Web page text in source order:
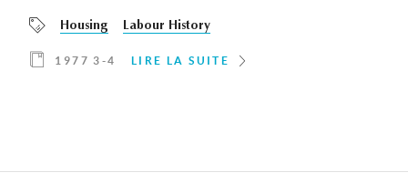
Housing Labour History
1977 3-4 LIRE LA SUITE